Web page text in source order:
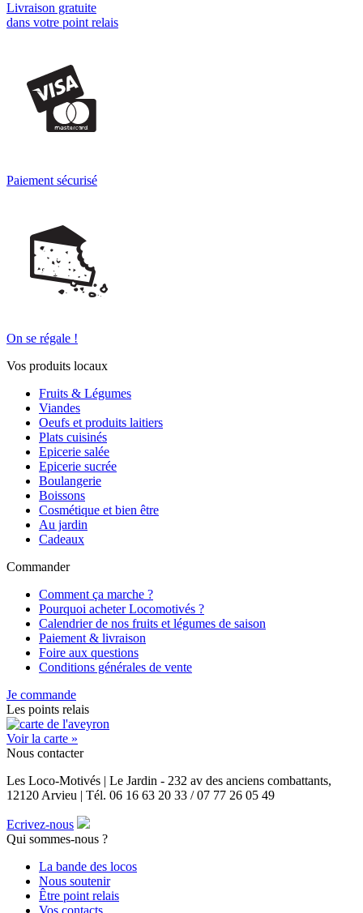
Livraison gratuite
dans votre point relais
Paiement sécurisé
On se régale !
Vos produits locaux
Fruits & Légumes
Viandes
Oeufs et produits laitiers
Plats cuisinés
Epicerie salée
Epicerie sucrée
Boulangerie
Boissons
Cosmétique et bien être
Au jardin
Cadeaux
Commander
Comment ça marche ?
Pourquoi acheter Locomotivés ?
Calendrier de nos fruits et légumes de saison
Paiement & livraison
Foire aux questions
Conditions générales de vente
Je commande
Les points relais
Voir la carte »
Nous contacter
Les Loco-Motivés | Le Jardin - 232 av des anciens combattants,
12120 Arvieu | Tél. 06 16 63 20 33 / 07 77 26 05 49
Ecrivez-nous
Qui sommes-nous ?
La bande des locos
Nous soutenir
Être point relais
Vos contacts